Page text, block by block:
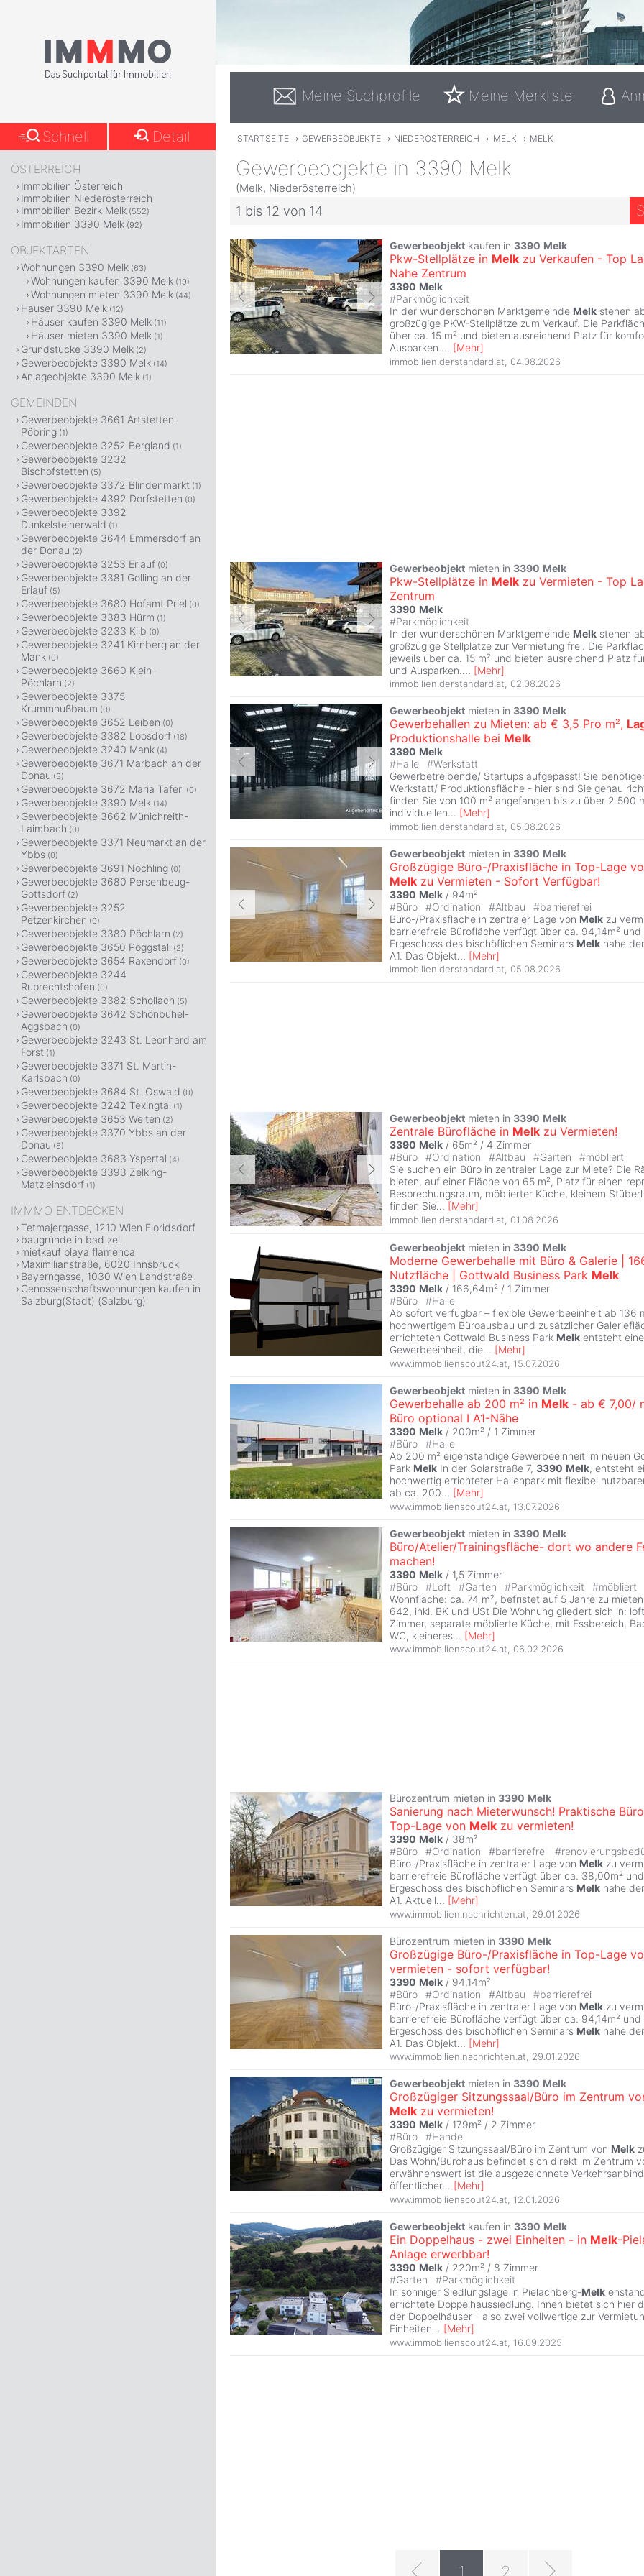
Meine Suchprofile Meine Merkliste
STARTSEITE › GEWERBEOBJEKTE › NIEDERÖSTERREICH › MELK › MELK
Gewerbeobjekte in 3390 Melk
(Melk, Niederösterreich)
1 bis 12 von 14
Gewerbeobjekt kaufen in 3390 Melk
Pkw-Stellplätze in Melk zu Verkaufen - Top
Nahe Zentrum
3390 Melk
#Parkmöglichkeit
In der wunderschönen Marktgemeinde Melk stehen
großzügige PKW-Stellplätze zum Verkauf. Die
über ca. 15 m² und bieten ausreichend Platz für
Ausparken.... [Mehr]
immobilien.derstandard.at 04.08.2026
Gewerbeobjekt mieten in 3390 Melk
Pkw-Stellplätze in Melk zu Vermieten - Top
Zentrum
3390 Melk
#Parkmöglichkeit
In der wunderschönen Marktgemeinde Melk stehen
großzügige Stellplätze zur Vermietung frei. Die
jeweils über ca. 15 m² und bieten ausreichend Platz
und Ausparken.... [Mehr]
immobilien.derstandard.at, 02.08.2026
Gewerbeobjekt mieten in 3390 Melk
Gewerbehallen zu Mieten: ab € 3,5 Pro m²,
Produktionshalle bei Melk
3390 Melk
#Halle #Werkstatt
Gewerbetreibende/ Startups aufgepasst! Sie
Werkstatt/ Produktionsfläche - hier sind Sie genau
finden Sie von 100 m² angefangen bis zu über 2.500
individuellen... [Mehr]
immobilien.derstandard.at 05.08.2026
Gewerbeobjekt mieten in 3390 Melk
Großzügige Büro-/Praxisfläche in Top-Lage
Melk zu Vermieten - Sofort Verfügbar!
3390 Melk / 94m²
#Büro #Ordination #Altbau #barrierefrei
Büro-/Praxisfläche in zentraler Lage von Melk zu
barrierefreie Bürofläche verfügt über ca. 94,14m²
Ergeschoss des bischöflichen Seminars Melk nahe
A1. Das Objekt... [Mehr]
immobilien.derstandard.at, 05.08.2026
Gewerbeobjekt mieten in 3390 Melk
Zentrale Bürofläche in Melk zu Vermieten!
3390 Melk / 65m² / 4 Zimmer
#Büro #Ordination #Altbau #Garten #möbliert
Sie suchen ein Büro in zentraler Lage zur Miete? Die
bieten, auf einer Fläche von 65 m², Platz für einen
Besprechungsraum, möblierter Küche, kleinem
finden Sie... [Mehr]
immobilien.derstandard.at 01.08.2026
Gewerbeobjekt mieten in 3390 Melk
Moderne Gewerbehalle mit Büro & Galerie |
Nutzfläche | Gottwald Business Park Melk
3390 Melk / 166,64m² / 1 Zimmer
#Büro #Halle
Ab sofort verfügbar – flexible Gewerbeeinheit ab 136
hochwertigem Büroausbau und zusätzlicher
errichteten Gottwald Business Park Melk entsteht
Gewerbeeinheit, die... [Mehr]
www.immobilienscout24.at 15.07.2026
Gewerbeobjekt mieten in 3390 Melk
Gewerbehalle ab 200 m² in Melk - ab € 7,00/
Büro optional I A1-Nähe
3390 Melk / 200m² / 1 Zimmer
#Büro #Halle
Ab 200 m² eigenständige Gewerbeeinheit im neuen
Park Melk In der Solarstraße 7, 3390 Melk, entsteht
hochwertig errichteter Hallenpark mit flexibel
ab ca. 200... [Mehr]
www.immobilienscout24.at 13.07.2026
Gewerbeobjekt mieten in 3390 Melk
Büro/Atelier/Trainingsfläche- dort wo andere
machen!
3390 Melk / 1,5 Zimmer
#Büro #Loft #Garten #Parkmöglichkeit #möbliert
Wohnfläche: ca. 74 m², befristet auf 5 Jahre zu
642, inkl. BK und USt Die Wohnung gliedert sich in:
Zimmer, separate möblierte Küche, mit Essbereich,
WC, kleineres... [Mehr]
www.immobilienscout24.at, 06.02.2026
Bürozentrum mieten in 3390 Melk
Sanierung nach Mieterwunsch! Praktische
Top-Lage von Melk zu vermieten!
3390 Melk / 38m²
#Büro #Ordination #barrierefrei #
Büro-/Praxisfläche in zentraler Lage von Melk zu
barrierefreie Bürofläche verfügt über ca. 38,00m²
Ergeschoss des bischöflichen Seminars Melk nahe
A1. Aktuell... [Mehr]
www.immobilien.nachrichten.at 29.01.2026
Bürozentrum mieten in 3390 Melk
Großzügige Büro-/Praxisfläche in Top-Lage
vermieten - sofort verfügbar!
3390 Melk / 94,14m²
#Büro #Ordination #Altbau #barrierefrei
Büro-/Praxisfläche in zentraler Lage von Melk zu
barrierefreie Bürofläche verfügt über ca. 94,14m²
Ergeschoss des bischöflichen Seminars Melk nahe
A1. Das Objekt... [Mehr]
www.immobilien.nachrichten.at, 29.01.2026
Gewerbeobjekt mieten in 3390 Melk
Großzügiger Sitzungssaal/Büro im Zentrum
Melk zu vermieten!
3390 Melk / 179m² / 2 Zimmer
#Büro #Handel
Großzügiger Sitzungssaal/Büro im Zentrum von Melk
Das Wohn/Bürohaus befindet sich direkt im Zentrum
erwähnenswert ist die ausgezeichnete
öffentlicher... [Mehr]
www.immobilienscout24.at 12.01.2026
Gewerbeobjekt kaufen in 3390 Melk
Ein Doppelhaus - zwei Einheiten - in Melk-
Anlage erwerbbar!
3390 Melk / 220m² / 8 Zimmer
#Garten #Parkmöglichkeit
In sonniger Siedlungslage in Pielachberg-Melk
errichtete Doppelhaussiedlung. Ihnen bietet sich hier
der Doppelhäuser - also zwei vollwertige zur
Einheiten... [Mehr]
www.immobilienscout24.at 16.09.2025
1 2
Schnell Detail
ÖSTERREICH
Immobilien Österreich
Immobilien Niederösterreich
Immobilien Bezirk Melk (552)
Immobilien 3390 Melk (92)
OBJEKTARTEN
Wohnungen 3390 Melk (63)
Wohnungen kaufen 3390 Melk (19)
Wohnungen mieten 3390 Melk (44)
Häuser 3390 Melk (12)
Häuser kaufen 3390 Melk (11)
Häuser mieten 3390 Melk (1)
Grundstücke 3390 Melk (2)
Gewerbeobjekte 3390 Melk (14)
Anlageobjekte 3390 Melk (1)
GEMEINDEN
Gewerbeobjekte 3661 Artstetten-
Pöbring (1)
Gewerbeobjekte 3252 Bergland (1)
Gewerbeobjekte 3232
Bischofstetten (5)
Gewerbeobjekte 3372 Blindenmarkt (1)
Gewerbeobjekte 4392 Dorfstetten (0)
Gewerbeobjekte 3392
Dunkelsteinerwald (1)
Gewerbeobjekte 3644 Emmersdorf an
der Donau (2)
Gewerbeobjekte 3253 Erlauf (0)
Gewerbeobjekte 3381 Golling an der
Erlauf (5)
Gewerbeobjekte 3680 Hofamt Priel (0)
Gewerbeobjekte 3383 Hürm (1)
Gewerbeobjekte 3233 Kilb (0)
Gewerbeobjekte 3241 Kirnberg an der
Mank (0)
Gewerbeobjekte 3660 Klein-
Pöchlarn (2)
Gewerbeobjekte 3375
Krummnußbaum (0)
Gewerbeobjekte 3652 Leiben (0)
Gewerbeobjekte 3382 Loosdorf (18)
Gewerbeobjekte 3240 Mank (4)
Gewerbeobjekte 3671 Marbach an der
Donau (3)
Gewerbeobjekte 3672 Maria Taferl (0)
Gewerbeobjekte 3390 Melk (14)
Gewerbeobjekte 3662 Münichreith-
Laimbach (0)
Gewerbeobjekte 3371 Neumarkt an der
Ybbs (0)
Gewerbeobjekte 3691 Nöchling (0)
Gewerbeobjekte 3680 Persenbeug-
Gottsdorf (2)
Gewerbeobjekte 3252
Petzenkirchen (0)
Gewerbeobjekte 3380 Pöchlarn (2)
Gewerbeobjekte 3650 Pöggstall (2)
Gewerbeobjekte 3654 Raxendorf (0)
Gewerbeobjekte 3244
Ruprechtshofen (0)
Gewerbeobjekte 3382 Schollach (5)
Gewerbeobjekte 3642 Schönbühel-
Aggsbach (0)
Gewerbeobjekte 3243 St. Leonhard am
Forst (1)
Gewerbeobjekte 3371 St. Martin-
Karlsbach (0)
Gewerbeobjekte 3684 St. Oswald (0)
Gewerbeobjekte 3242 Texingtal (1)
Gewerbeobjekte 3653 Weiten (2)
Gewerbeobjekte 3370 Ybbs an der
Donau (8)
Gewerbeobjekte 3683 Yspertal (4)
Gewerbeobjekte 3393 Zelking-
Matzleinsdorf (1)
IMMMO ENTDECKEN
Tetmajergasse, 1210 Wien Floridsdorf
baugründe in bad zell
mietkauf playa flamenca
Maximilianstraße, 6020 Innsbruck
Bayerngasse, 1030 Wien Landstraße
Genossenschaftswohnungen kaufen in
Salzburg(Stadt) (Salzburg)